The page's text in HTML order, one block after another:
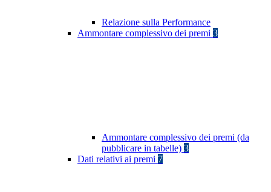
Relazione sulla Performance
Ammontare complessivo dei premi 3
Ammontare complessivo dei premi (da
pubblicare in tabelle) 3
Dati relativi ai premi 7